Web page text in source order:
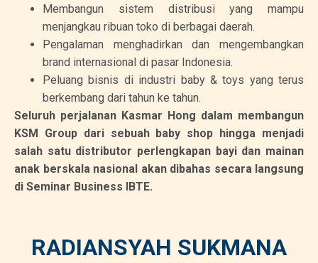
Membangun sistem distribusi yang mampu
menjangkau ribuan toko di berbagai daerah.
Pengalaman menghadirkan dan mengembangkan
brand internasional di pasar Indonesia.
Peluang bisnis di industri baby & toys yang terus
berkembang dari tahun ke tahun.
Seluruh perjalanan Kasmar Hong dalam membangun
KSM Group dari sebuah baby shop hingga menjadi
salah satu distributor perlengkapan bayi dan mainan
anak berskala nasional akan dibahas secara langsung
di Seminar Business IBTE.
RADIANSYAH SUKMANA